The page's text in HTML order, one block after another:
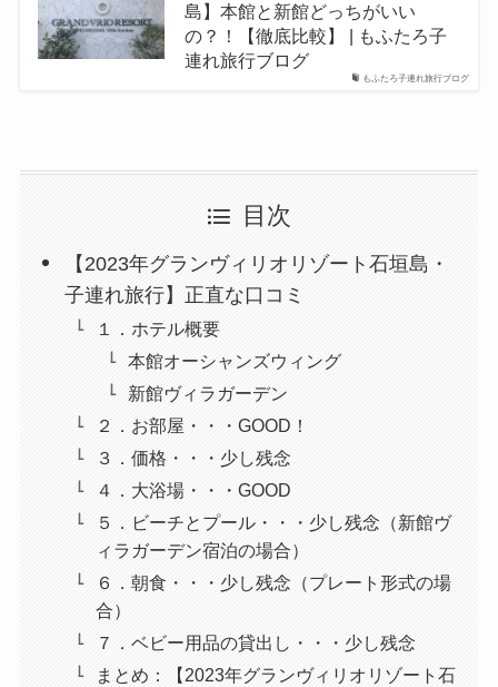
もふたろ子連れ旅行ブログ
島】本館と新館どっちがいい
の？！【徹底比較】 | もふたろ子
連れ旅行ブログ
目次
【2023年グランヴィリオリゾート石垣島・
子連れ旅行】正直な口コミ
１．ホテル概要
本館オーシャンズウィング
新館ヴィラガーデン
２．お部屋・・・GOOD！
３．価格・・・少し残念
４．大浴場・・・GOOD
５．ビーチとプール・・・少し残念（新館ヴ
ィラガーデン宿泊の場合）
６．朝食・・・少し残念（プレート形式の場
合）
７．ベビー用品の貸出し・・・少し残念
まとめ：【2023年グランヴィリオリゾート石